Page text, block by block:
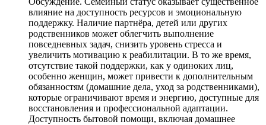
влияние на доступность ресурсов и эмоциональную
поддержку. Наличие партнёра, детей или других
родственников может облегчить выполнение
повседневных задач, снизить уровень стресса и
увеличить мотивацию к реабилитации. В то же время,
отсутствие такой поддержки, как у одиноких лиц,
особенно женщин, может привести к дополнительным
обязанностям (домашние дела, уход за родственниками),
которые ограничивают время и энергию, доступные для
восстановления и профессиональной адаптации.
Доступность бытовой помощи, включая домашнее